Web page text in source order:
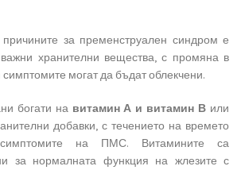
за пременструален синдром е
хранителни вещества, с промяна в
могат да бъдат облекчени.
богати на витамин А и витамин В или
добавки, с течението на времето
на ПМС. Витамините са
за нормалната функция на жлезите с